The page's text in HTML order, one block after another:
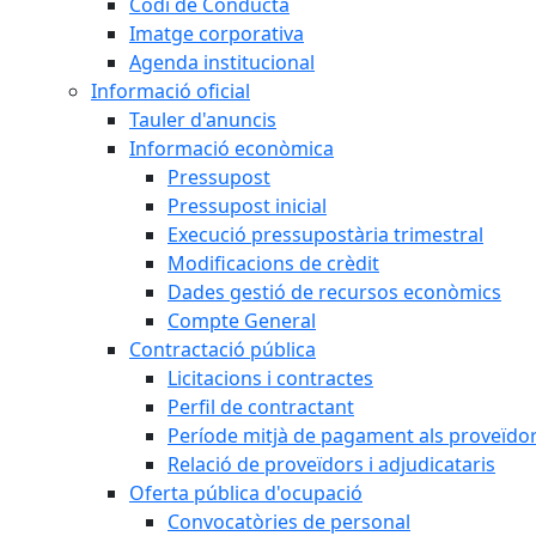
Imatge corporativa
Agenda institucional
Informació oficial
Tauler d'anuncis
Informació econòmica
Pressupost
Pressupost inicial
Execució pressupostària trimestral
Modificacions de crèdit
Dades gestió de recursos econòmics
Compte General
Contractació pública
Licitacions i contractes
Perfil de contractant
Període mitjà de pagament als
Relació de proveïdors i adjudicataris
Oferta pública d'ocupació
Convocatòries de personal